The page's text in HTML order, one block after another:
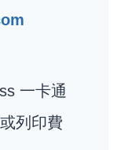
一卡通
列印費